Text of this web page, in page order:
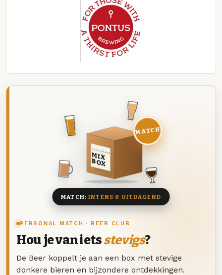
PERSONAL MATCH · BEER CLUB
Hou je van ietsstevigs?
De Beer koppelt je aan een box met stevige
donkere bieren en bijzondere ontdekkingen.
DEZE MAAND
MIX
BOX
8 BIEREN
MATCH
MATCH:INTENS & UITDAGEND